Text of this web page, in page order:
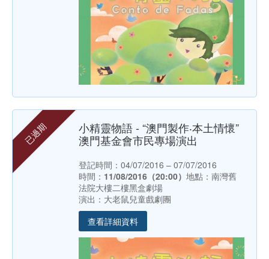
已過期
小精靈物語 - “澳門製作‧本土情懷”
澳門基金會市民專場演出
登記時間：04/07/2016 – 07/07/2016
時間： 11/08/2016（20:00） 地點：南灣舊
法院大樓二樓黑盒劇場
演出：大老鼠兒童戲劇團
查看詳細資料